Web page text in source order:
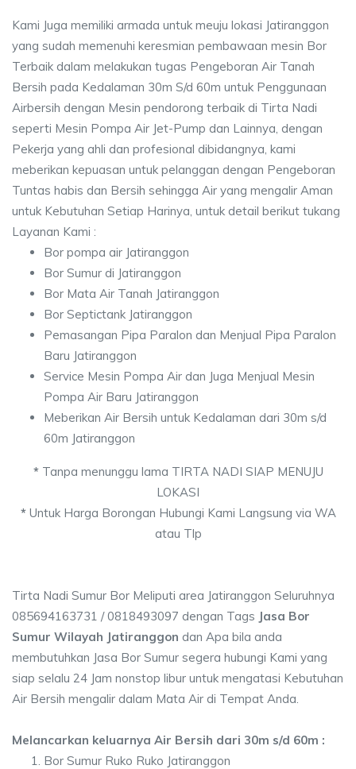
Kami Juga memiliki armada untuk meuju lokasi Jatiranggon
yang sudah memenuhi keresmian pembawaan mesin Bor
Terbaik dalam melakukan tugas Pengeboran Air Tanah
Bersih pada Kedalaman 30m S/d 60m untuk Penggunaan
Airbersih dengan Mesin pendorong terbaik di Tirta Nadi
seperti Mesin Pompa Air Jet-Pump dan Lainnya, dengan
Pekerja yang ahli dan profesional dibidangnya, kami
meberikan kepuasan untuk pelanggan dengan Pengeboran
Tuntas habis dan Bersih sehingga Air yang mengalir Aman
untuk Kebutuhan Setiap Harinya, untuk detail berikut tukang
Layanan Kami :
Bor pompa air Jatiranggon
Bor Sumur di Jatiranggon
Bor Mata Air Tanah Jatiranggon
Bor Septictank Jatiranggon
Pemasangan Pipa Paralon dan Menjual Pipa Paralon
Baru Jatiranggon
Service Mesin Pompa Air dan Juga Menjual Mesin
Pompa Air Baru Jatiranggon
Meberikan Air Bersih untuk Kedalaman dari 30m s/d
60m Jatiranggon
*Tanpa menunggu lama TIRTA NADI SIAP MENUJU
LOKASI
*Untuk Harga Borongan Hubungi Kami Langsung via WA
atau Tlp
Tirta Nadi Sumur Bor Meliputi area Jatiranggon Seluruhnya
085694163731 / 0818493097 dengan Tags Jasa Bor
Sumur Wilayah Jatiranggon dan Apa bila anda
membutuhkan Jasa Bor Sumur segera hubungi Kami yang
siap selalu 24 Jam nonstop libur untuk mengatasi Kebutuhan
Air Bersih mengalir dalam Mata Air di Tempat Anda.
Melancarkan keluarnya Air Bersih dari 30m s/d 60m :
Bor Sumur Ruko Ruko Jatiranggon